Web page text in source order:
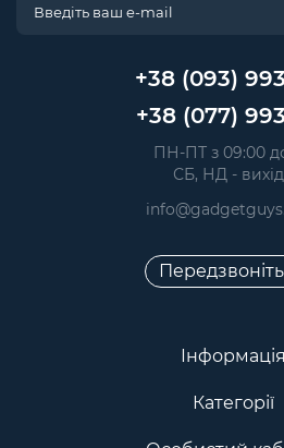
+38 (093)
+38 (077)
ПН-ПТ з 09:00
СБ, НД -
Інформація
Категорії